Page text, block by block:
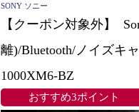
SONY ソニー
【クーポン対象外】
離)/Bluetooth/ノイズキ
1000XM6-BZ
おすすめ3ポイント